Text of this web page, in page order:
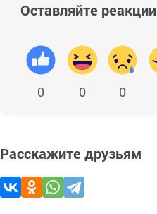
Оставляйте реакции
0 0 0
Расскажите друзьям